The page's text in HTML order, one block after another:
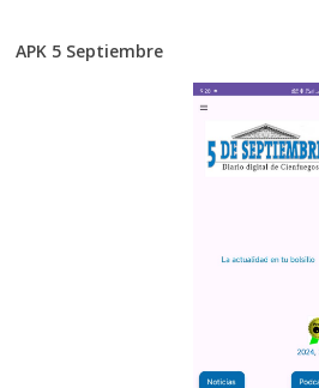
APK 5 Septiembre